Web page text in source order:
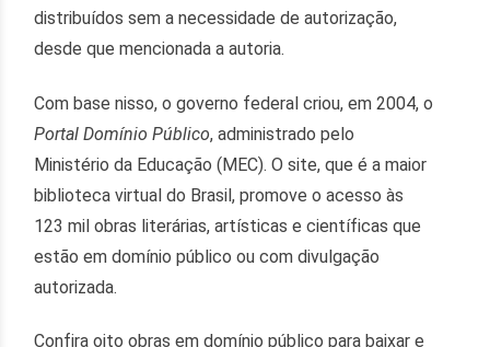
distribuídos sem a necessidade de autorização,
desde que mencionada a autoria.
Com base nisso, o governo federal criou, em 2004, o
Portal Domínio Público, administrado pelo
Ministério da Educação (MEC). O site, que é a maior
biblioteca virtual do Brasil, promove o acesso às
123 mil obras literárias, artísticas e científicas que
estão em domínio público ou com divulgação
autorizada.
Confira oito obras em domínio público para baixar e